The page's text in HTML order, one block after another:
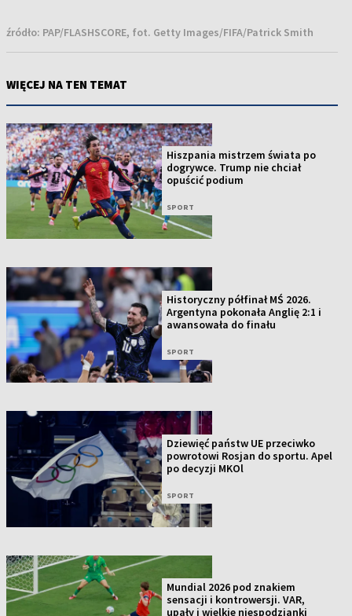
źródło: PAP/FLASHSCORE, fot. Getty Images/FIFA/Patrick Smith
WIĘCEJ NA TEN TEMAT
Hiszpania mistrzem świata po
dogrywce. Trump nie chciał
opuścić podium
SPORT
Historyczny półfinał MŚ 2026.
Argentyna pokonała Anglię 2:1 i
awansowała do finału
SPORT
Dziewięć państw UE przeciwko
powrotowi Rosjan do sportu. Apel
po decyzji MKOl
SPORT
Mundial 2026 pod znakiem
sensacji i kontrowersji. VAR,
upały i wielkie niespodzianki